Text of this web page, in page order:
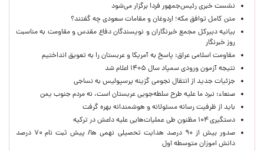
نشست خبری رئیس‌جمهور فردا برگزار می‌شود
متن کامل توافق مکه؛ اردوغان و مقامات سعودی چه گفتند؟
بیانیه دبیرکل مجمع خبرنگاران و نویسندگان دفاع مقدس و مقاومت به مناسبت
روز خبرنگار
مقاومت اسلامی عراق: پاسخ به آمریکا و عربستان را به تعویق انداختیم
نتیجه آزمون ورودی سمپاد سال ۱۴۰۵ اعلام شد
جزئیات جدید از انتقال نجومی گزینه پرسپولیس به نساجی
صنعاء: نبرد ما علیه طرح سلطه‌جویی عربستان است، نه مردم جنوب یمن
باید از ظرفیت رسانه مسئولانه و هوشمندانه بهره گرفت
دستگیری ۱۰۴ مظنون طی عملیات‌هایی علیه داعش در ترکیه
صدور بیش از ۹۰ درصد هدایت تحصیلی نهمی ها/ پیش ثبت نام ۷۰ درصد
دانش اموزان متوسطه اول